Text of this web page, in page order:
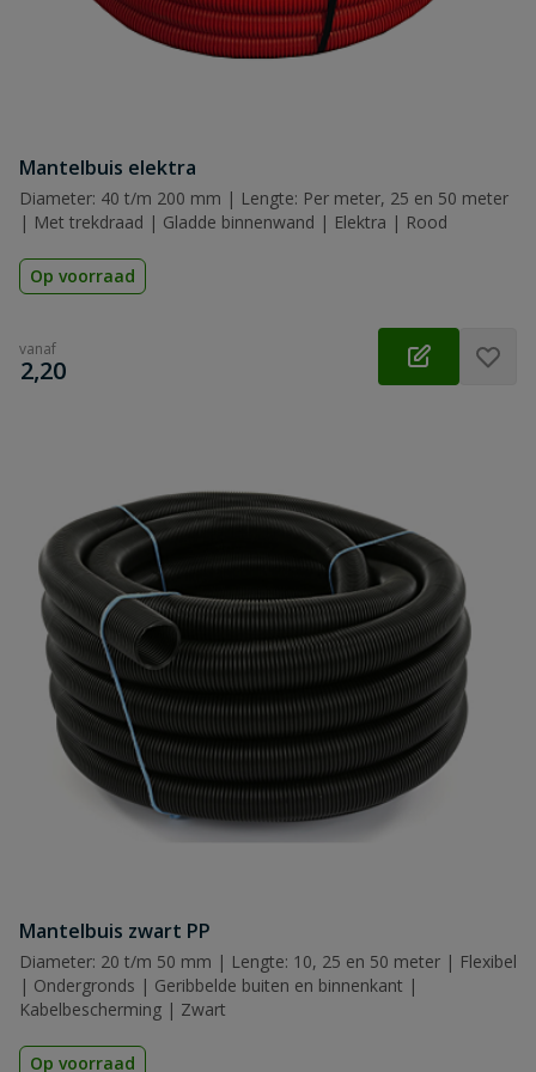
Mantelbuis elektra
Diameter: 40 t/m 200 mm | Lengte: Per meter, 25 en 50 meter
| Met trekdraad | Gladde binnenwand | Elektra | Rood
Op voorraad
vanaf
€
2,20
Mantelbuis zwart PP
Diameter: 20 t/m 50 mm | Lengte: 10, 25 en 50 meter | Flexibel
| Ondergronds | Geribbelde buiten en binnenkant |
Kabelbescherming | Zwart
Op voorraad